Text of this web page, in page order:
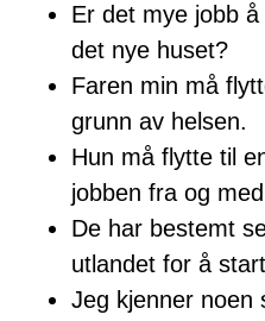
Er det mye jobb
det nye huset?
Faren min må
grunn av helsen.
Hun må flytte til
jobben fra og
De har bestemt
utlandet for å
Jeg kjenner noen